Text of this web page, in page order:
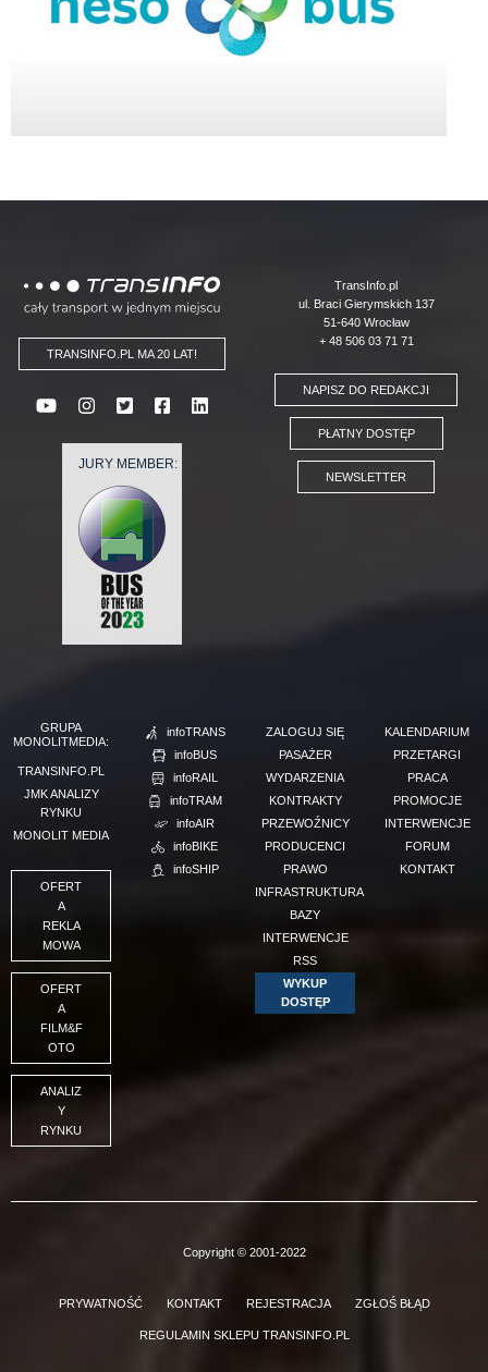
Logo
TRANSINFO.PL MA 20 LAT!
JURY MEMBER:
TransInfo.pl
ul. Braci Gierymskich 137
51-640 Wrocław
+ 48 506 03 71 71
NAPISZ DO REDAKCJI
PŁATNY DOSTĘP
NEWSLETTER
GRUPA
MONOLITMEDIA:
TRANSINFO.PL
JMK ANALIZY
RYNKU
MONOLIT MEDIA
OFERT
A
REKLA
MOWA
OFERT
A
FILM&F
OTO
ANALIZ
Y
RYNKU
infoTRANS
infoBUS
infoRAIL
infoTRAM
infoAIR
infoBIKE
infoSHIP
ZALOGUJ SIĘ
PASAŻER
WYDARZENIA
KONTRAKTY
PRZEWOŹNICY
PRODUCENCI
PRAWO
INFRASTRUKTURA
BAZY
INTERWENCJE
RSS
WYKUP
DOSTĘP
KALENDARIUM
PRZETARGI
PRACA
PROMOCJE
INTERWENCJE
FORUM
KONTAKT
Copyright © 2001-2022
PRYWATNOŚĆ KONTAKT REJESTRACJA ZGŁOŚ BŁĄD
REGULAMIN SKLEPU TRANSINFO.PL